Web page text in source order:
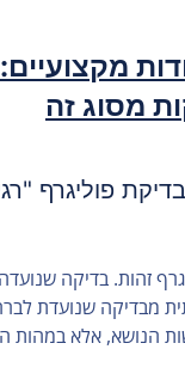
מסוג זה
בדיקת פוליגרף
זהות. בדיקה
מבדיקה שנועדת
הנושא, אלא במהות